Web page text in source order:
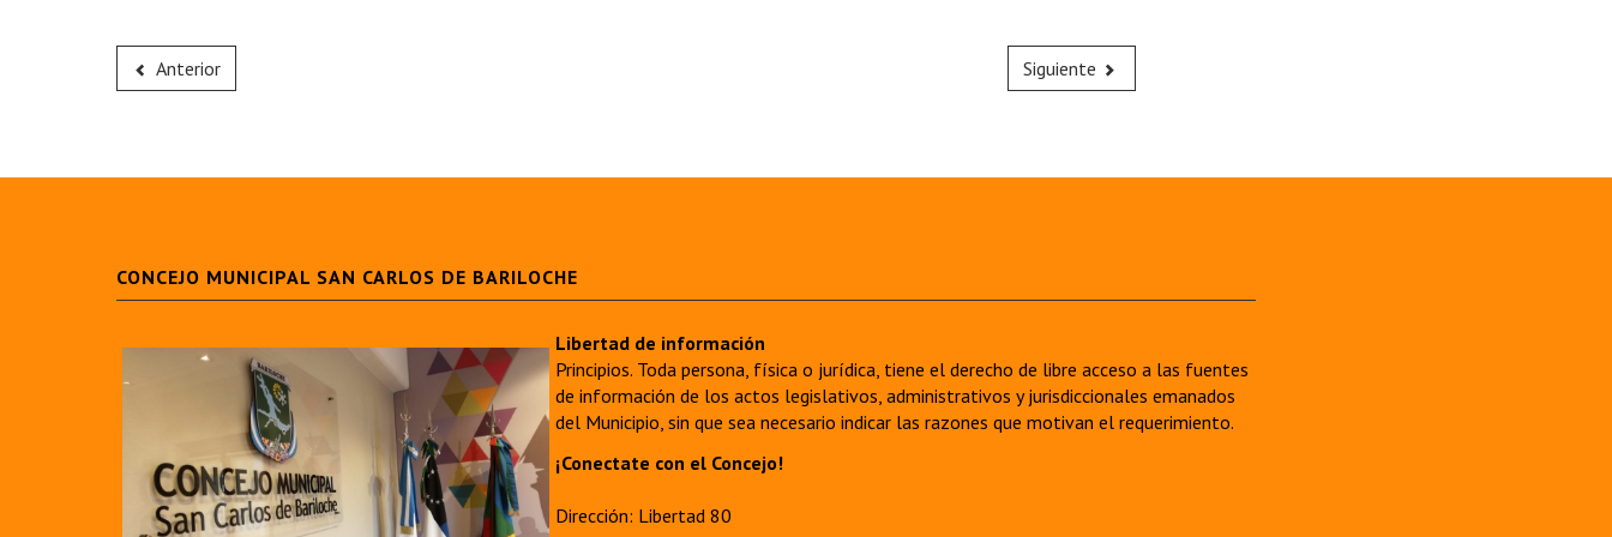
Anterior Siguiente
CONCEJO MUNICIPAL SAN CARLOS DE BARILOCHE
Libertad de información
Principios. Toda persona, física o jurídica, tiene el derecho de libre acceso a las fuentes
de información de los actos legislativos, administrativos y jurisdiccionales emanados
del Municipio, sin que sea necesario indicar las razones que motivan el requerimiento.
¡Conectate con el Concejo!
Dirección: Libertad 80